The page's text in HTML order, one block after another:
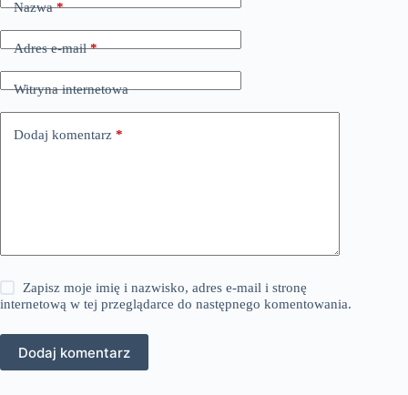
Nazwa*
Adres e-mail*
Witryna internetowa
Dodaj komentarz *
Zapisz moje imię i nazwisko, adres e-mail i stronę
internetową w tej przeglądarce do następnego komentowania.
Dodaj komentarz